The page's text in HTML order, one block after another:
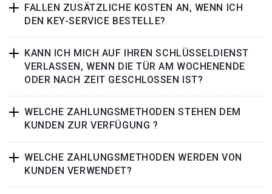
FALLEN ZUSÄTZLICHE KOSTEN AN, WENN ICH
DEN KEY-SERVICE BESTELLE?
KANN ICH MICH AUF IHREN SCHLÜSSELDIENST
VERLASSEN, WENN DIE TÜR AM WOCHENENDE
ODER NACH ZEIT GESCHLOSSEN IST?
WELCHE ZAHLUNGSMETHODEN STEHEN DEM
KUNDEN ZUR VERFÜGUNG ?
WELCHE ZAHLUNGSMETHODEN WERDEN VON
KUNDEN VERWENDET?